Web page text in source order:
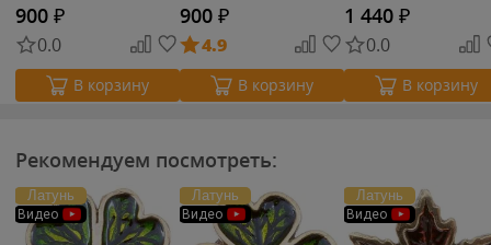
900 ₽
0.0
В корзину
900 ₽
4.9
В корзину
1 440 ₽
0.0
В корзину
Рекомендуем посмотреть:
Латунь
Видео
Латунь
Видео
Латунь
Видео